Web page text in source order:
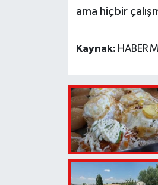
ama hiçbir
Kaynak: HABER